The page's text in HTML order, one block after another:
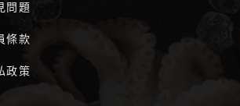
問題
條款
政策